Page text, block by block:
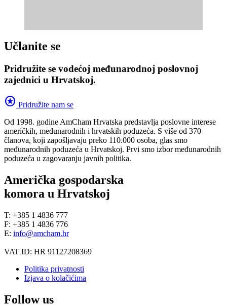
Učlanite se
Pridružite se vodećoj međunarodnoj poslovnoj
zajednici u Hrvatskoj.
stars Pridružite nam se
Od 1998. godine AmCham Hrvatska predstavlja poslovne interese
američkih, međunarodnih i hrvatskih poduzeća. S više od 370
članova, koji zapošljavaju preko 110.000 osoba, glas smo
međunarodnih poduzeća u Hrvatskoj. Prvi smo izbor međunarodnih
poduzeća u zagovaranju javnih politika.
Američka gospodarska
komora u Hrvatskoj
T: +385 1 4836 777
F: +385 1 4836 776
E: info@amcham.hr
VAT ID: HR 91127208369
Politika privatnosti
Izjava o kolačićima
Follow us